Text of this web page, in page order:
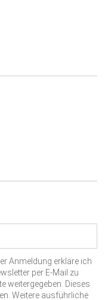
Anmeldung erkläre ich
per E-Mail zu
weitergegeben. Dieses
Weitere ausführliche